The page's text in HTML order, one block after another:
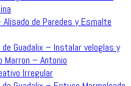
de Paredes y Esmalte
Guadalix – Instalar veloglas y
Marron – Antonio
Irregular